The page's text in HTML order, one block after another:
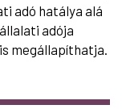
adó hatálya alá
adója
megállapíthatja.